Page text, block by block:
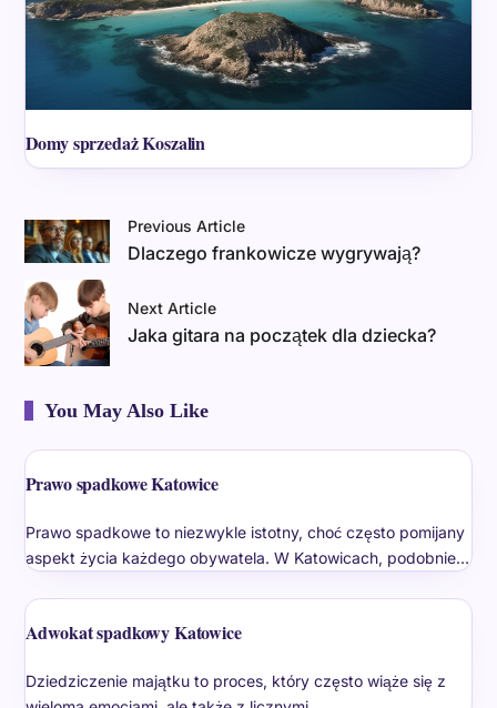
Domy sprzedaż Koszalin
Previous Article
Dlaczego frankowicze wygrywają?
Next Article
Jaka gitara na początek dla dziecka?
You May Also Like
Prawo spadkowe Katowice
Prawo spadkowe to niezwykle istotny, choć często pomijany
aspekt życia każdego obywatela. W Katowicach, podobnie…
Adwokat spadkowy Katowice
Dziedziczenie majątku to proces, który często wiąże się z